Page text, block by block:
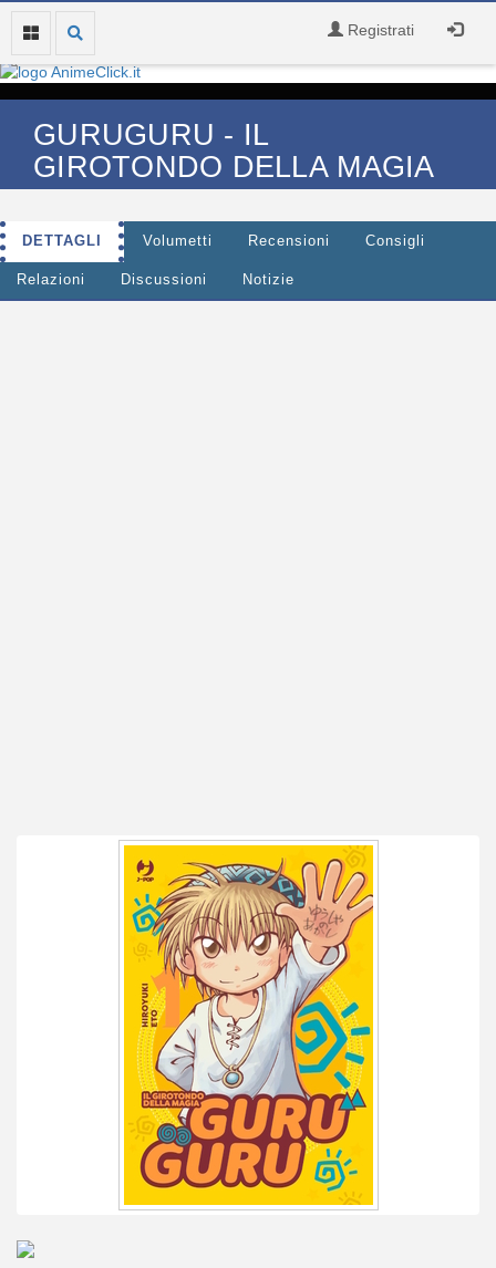
Registrati
GURUGURU - IL
GIROTONDO DELLA MAGIA
DETTAGLI Volumetti Recensioni Consigli
Relazioni Discussioni Notizie